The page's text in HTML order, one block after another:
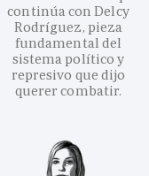
continúa con Delcy
Rodríguez, pieza
fundamental del
sistema político y
represivo que dijo
querer combatir.